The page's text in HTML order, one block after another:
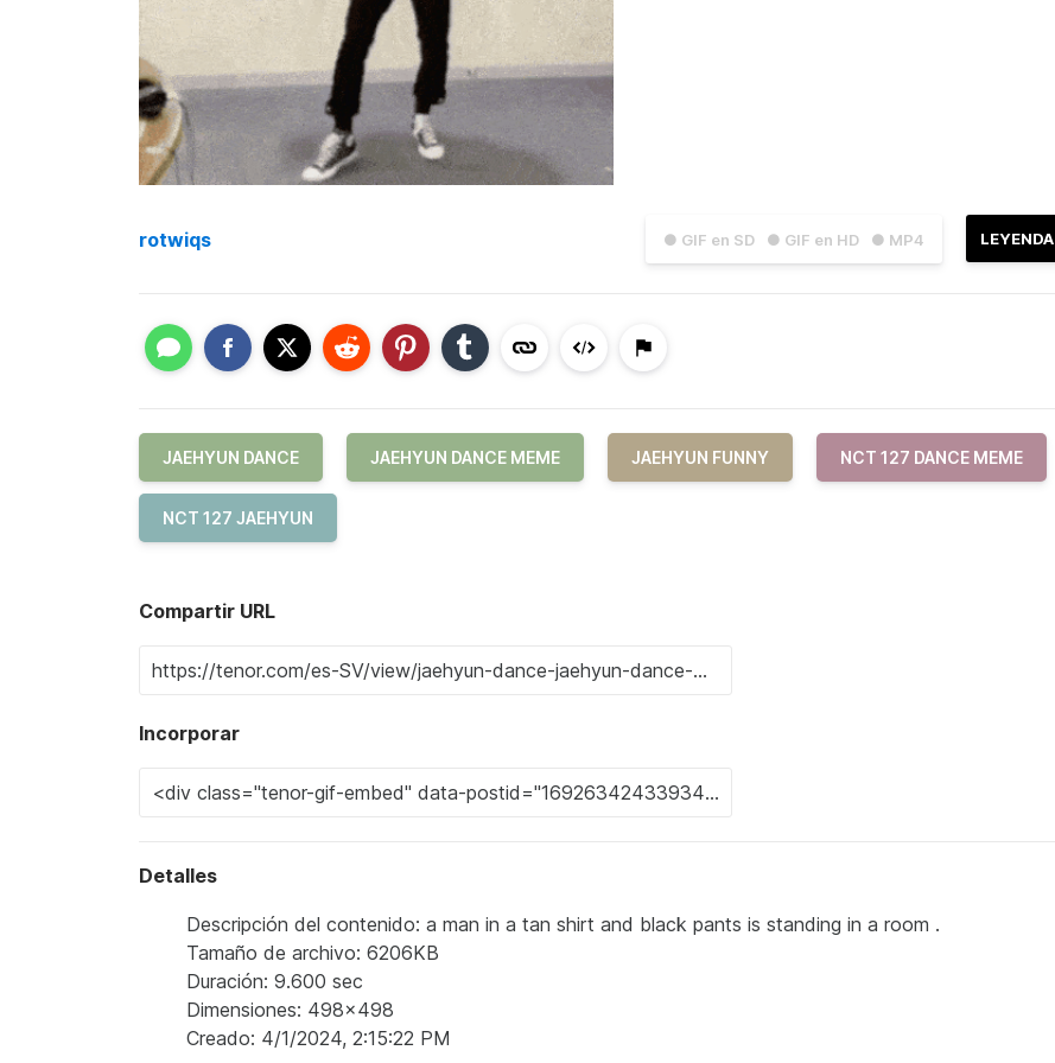
● GIF en SD ● GIF en HD ● MP4 LEYENDA
rotwiqs
JAEHYUN DANCE JAEHYUN DANCE MEME JAEHYUN FUNNY NCT 127 DANCE MEME
NCT 127 JAEHYUN
Compartir URL
Incorporar
Detalles
Descripción del contenido: a man in a tan shirt and black pants is standing in a room .
Tamaño de archivo: 6206KB
Duración: 9.600 sec
Dimensiones: 498x498
Creado: 4/1/2024, 2:15:22 PM